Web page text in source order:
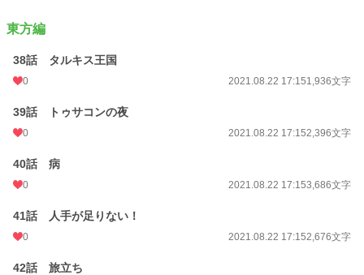
東方編
38話 タルキス王国
0 2021.08.22 17:151,936文字
39話 トゥサコンの夜
0 2021.08.22 17:152,396文字
40話 病
0 2021.08.22 17:153,686文字
41話 人手が足りない！
0 2021.08.22 17:152,676文字
42話 旅立ち